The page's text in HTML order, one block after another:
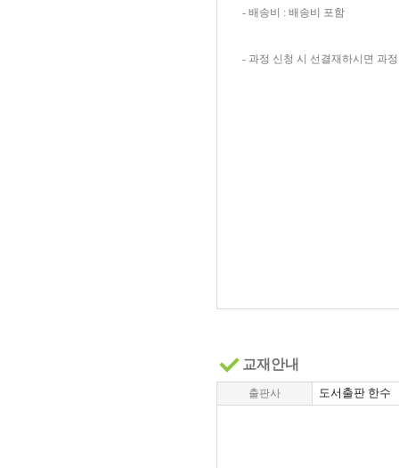
- 배송비 : 배송비 포함
- 과정 신청 시 선결재하시면 과
교재안내
출판사 도서출판 한수